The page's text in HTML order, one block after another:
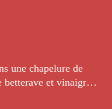
une chapelure de
et vinaigre